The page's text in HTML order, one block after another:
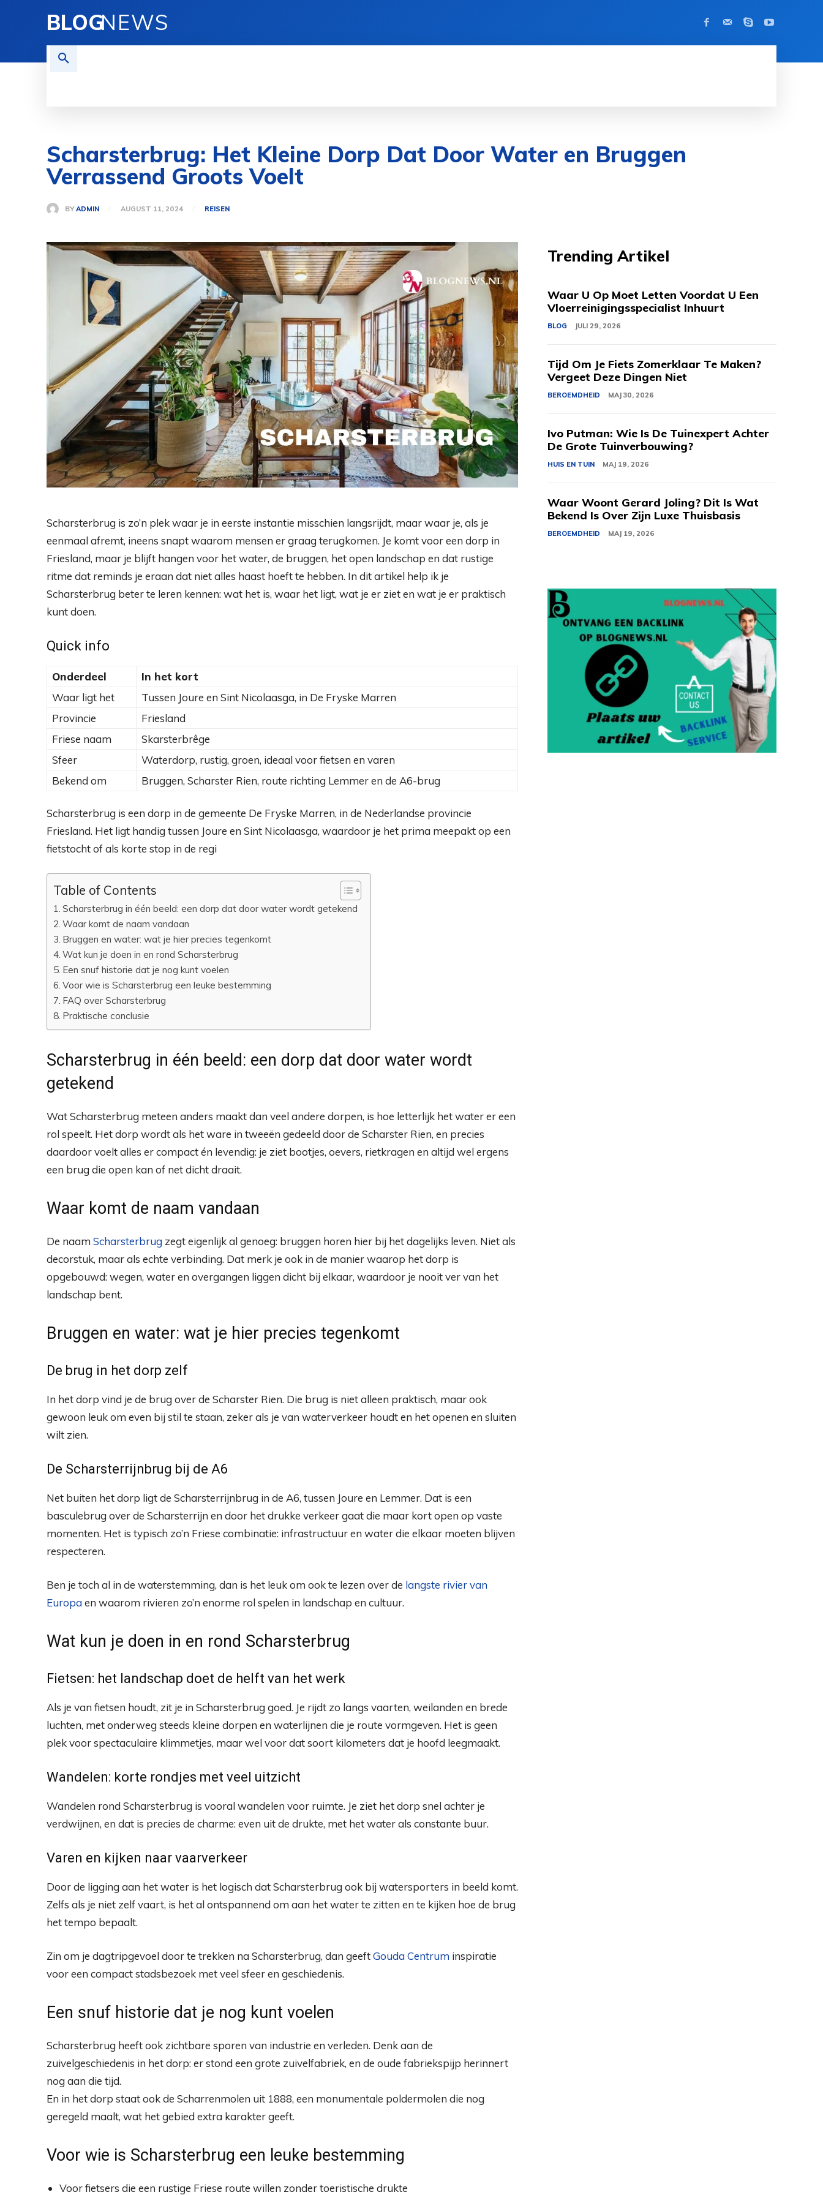
BLOGNEWS
Scharsterbrug: Het Kleine Dorp Dat Door Water en Bruggen
Verrassend Groots Voelt
BY ADMIN AUGUST 11, 2024 REISEN
Scharsterbrug is zo’n plek waar je in eerste instantie misschien langsrijdt, maar waar je, als je
eenmaal afremt, ineens snapt waarom mensen er graag terugkomen. Je komt voor een dorp in
Friesland, maar je blijft hangen voor het water, de bruggen, het open landschap en dat rustige
ritme dat reminds je eraan dat niet alles haast hoeft te hebben. In dit artikel help ik je
Scharsterbrug beter te leren kennen: wat het is, waar het ligt, wat je er ziet en wat je er praktisch
kunt doen.
Quick info
Onderdeel
In het kort
Waar ligt het
Tussen Joure en Sint Nicolaasga, in De Fryske Marren
Provincie
Friesland
Friese naam
Skarsterbrêge
Sfeer
Waterdorp, rustig, groen, ideaal voor fietsen en varen
Bekend om
Bruggen, Scharster Rien, route richting Lemmer en de A6-brug
Scharsterbrug is een dorp in de gemeente De Fryske Marren, in de Nederlandse provincie
Friesland. Het ligt handig tussen Joure en Sint Nicolaasga, waardoor je het prima meepakt op een
fietstocht of als korte stop in de regi
Table of Contents
Scharsterbrug in één beeld: een dorp dat door water wordt getekend
Waar komt de naam vandaan
Bruggen en water: wat je hier precies tegenkomt
Wat kun je doen in en rond Scharsterbrug
Een snuf historie dat je nog kunt voelen
Voor wie is Scharsterbrug een leuke bestemming
FAQ over Scharsterbrug
Praktische conclusie
Scharsterbrug in één beeld: een dorp dat door water wordt
getekend
Wat Scharsterbrug meteen anders maakt dan veel andere dorpen, is hoe letterlijk het water er een
rol speelt. Het dorp wordt als het ware in tweeën gedeeld door de Scharster Rien, en precies
daardoor voelt alles er compact én levendig: je ziet bootjes, oevers, rietkragen en altijd wel ergens
een brug die open kan of net dicht draait.
Waar komt de naam vandaan
De naam Scharsterbrug zegt eigenlijk al genoeg: bruggen horen hier bij het dagelijks leven. Niet als
decorstuk, maar als echte verbinding. Dat merk je ook in de manier waarop het dorp is
opgebouwd: wegen, water en overgangen liggen dicht bij elkaar, waardoor je nooit ver van het
landschap bent.
Bruggen en water: wat je hier precies tegenkomt
De brug in het dorp zelf
In het dorp vind je de brug over de Scharster Rien. Die brug is niet alleen praktisch, maar ook
gewoon leuk om even bij stil te staan, zeker als je van waterverkeer houdt en het openen en sluiten
wilt zien.
De Scharsterrijnbrug bij de A6
Net buiten het dorp ligt de Scharsterrijnbrug in de A6, tussen Joure en Lemmer. Dat is een
basculebrug over de Scharsterrijn en door het drukke verkeer gaat die maar kort open op vaste
momenten. Het is typisch zo’n Friese combinatie: infrastructuur en water die elkaar moeten blijven
respecteren.
Ben je toch al in de waterstemming, dan is het leuk om ook te lezen over de langste rivier van
Europa en waarom rivieren zo’n enorme rol spelen in landschap en cultuur.
Wat kun je doen in en rond Scharsterbrug
Fietsen: het landschap doet de helft van het werk
Als je van fietsen houdt, zit je in Scharsterbrug goed. Je rijdt zo langs vaarten, weilanden en brede
luchten, met onderweg steeds kleine dorpen en waterlijnen die je route vormgeven. Het is geen
plek voor spectaculaire klimmetjes, maar wel voor dat soort kilometers dat je hoofd leegmaakt.
Wandelen: korte rondjes met veel uitzicht
Wandelen rond Scharsterbrug is vooral wandelen voor ruimte. Je ziet het dorp snel achter je
verdwijnen, en dat is precies de charme: even uit de drukte, met het water als constante buur.
Varen en kijken naar vaarverkeer
Door de ligging aan het water is het logisch dat Scharsterbrug ook bij watersporters in beeld komt.
Zelfs als je niet zelf vaart, is het al ontspannend om aan het water te zitten en te kijken hoe de brug
het tempo bepaalt.
Zin om je dagtripgevoel door te trekken na Scharsterbrug, dan geeftGouda Centrum inspiratie
voor een compact stadsbezoek met veel sfeer en geschiedenis.
Een snuf historie dat je nog kunt voelen
Scharsterbrug heeft ook zichtbare sporen van industrie en verleden. Denk aan de
zuivelgeschiedenis in het dorp: er stond een grote zuivelfabriek, en de oude fabriekspijp herinnert
nog aan die tijd.
En in het dorp staat ook de Scharrenmolen uit 1888, een monumentale poldermolen die nog
geregeld maalt, wat het gebied extra karakter geeft.
Voor wie is Scharsterbrug een leuke bestemming
Voor fietsers die een rustige Friese route willen zonder toeristische drukte
Trending Artikel
Waar U Op Moet Letten Voordat U Een
Vloerreinigingsspecialist Inhuurt
BLOG JULI 29, 2026
Tijd Om Je Fiets Zomerklaar Te Maken?
Vergeet Deze Dingen Niet
BEROEMDHEID MAJ 30, 2026
Ivo Putman: Wie Is De Tuinexpert Achter
De Grote Tuinverbouwing?
HUIS EN TUIN MAJ 19, 2026
Waar Woont Gerard Joling? Dit Is Wat
Bekend Is Over Zijn Luxe Thuisbasis
BEROEMDHEID MAJ 19, 2026